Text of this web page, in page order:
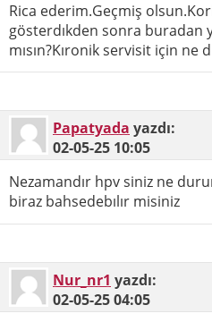
Rica ederim.Geçmiş
gösterdıkden sonra buradan
mısın?Kıronik servisit için ne
Papatyada yazdı:
02-05-25 10:05
Nezamandır hpv siniz ne
biraz bahsedebılır misiniz
Nur_nr1 yazdı:
02-05-2504:05